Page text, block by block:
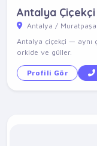
Antalya Çiçekçi
Antalya / Muratpaşa
Antalya çiçekçi — aynı
orkide ve güller.
Profili Gör